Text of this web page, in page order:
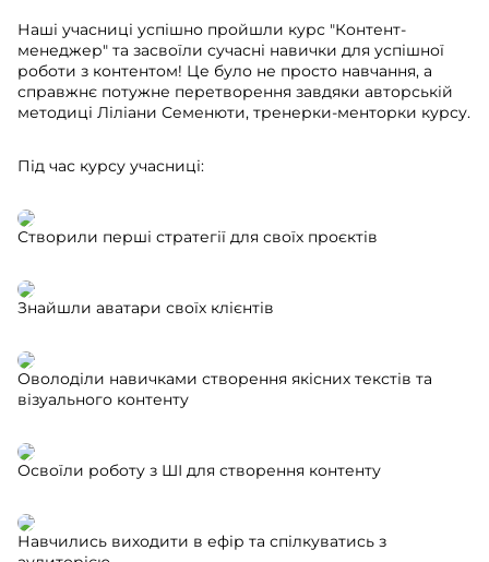
Наші учасниці успішно пройшли курс "Контент-
менеджер" та засвоїли сучасні навички для успішної
роботи з контентом! Це було не просто навчання, а
справжнє потужне перетворення завдяки авторській
методиці Ліліани Семенюти, тренерки-менторки курсу.
Під час курсу учасниці:
Створили перші стратегії для своїх проєктів
Знайшли аватари своїх клієнтів
Оволоділи навичками створення якісних текстів та
візуального контенту
Освоїли роботу з ШІ для створення контенту
Навчились виходити в ефір та спілкуватись з